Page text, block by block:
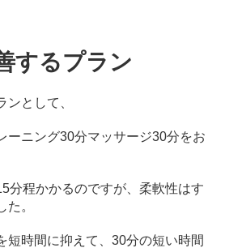
するプラン
ンとして、
ーニング30分マッサージ30分をお
分程かかるのですが、柔軟性はす
。
短時間に抑えて、30分の短い時間